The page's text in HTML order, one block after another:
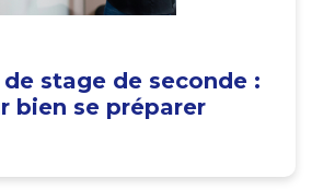
stage de seconde :
bien se préparer